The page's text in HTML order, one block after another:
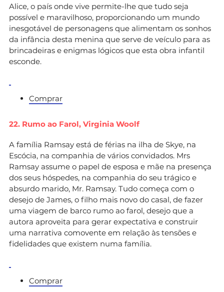
Alice, o país onde vive permite-lhe que tudo seja
possível e maravilhoso, proporcionando um mundo
inesgotável de personagens que alimentam os sonhos
da infância desta menina que serve de veículo para as
brincadeiras e enigmas lógicos que esta obra infantil
esconde.
Comprar
22. Rumo ao Farol, Virginia Woolf
A família Ramsay está de férias na ilha de Skye, na
Escócia, na companhia de vários convidados. Mrs
Ramsay assume o papel de esposa e mãe na presença
dos seus hóspedes, na companhia do seu trágico e
absurdo marido, Mr. Ramsay. Tudo começa com o
desejo de James, o filho mais novo do casal, de fazer
uma viagem de barco rumo ao farol, desejo que a
autora aproveita para gerar expectativa e construir
uma narrativa comovente em relação às tensões e
fidelidades que existem numa família.
Comprar